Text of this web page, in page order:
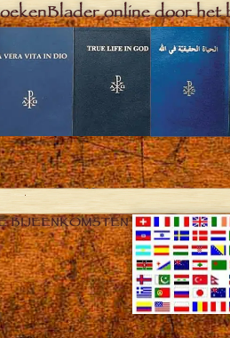
Blader online door het
BIJEENKOMSTEN